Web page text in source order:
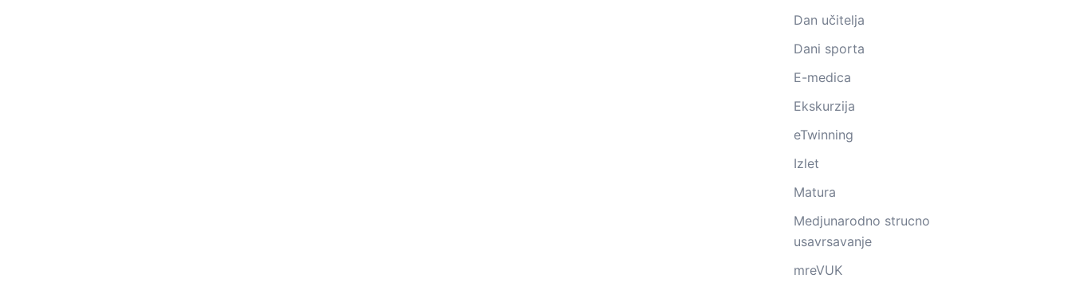
Dan učitelja
Dani sporta
E-medica
Ekskurzija
eTwinning
Izlet
Matura
Medjunarodno strucno
usavrsavanje
mreVUK